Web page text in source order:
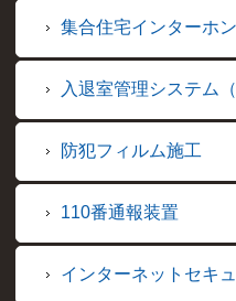
集合住宅インターホ
入退室管理システム
防犯フィルム施工
110番通報装置
インターネットセキ